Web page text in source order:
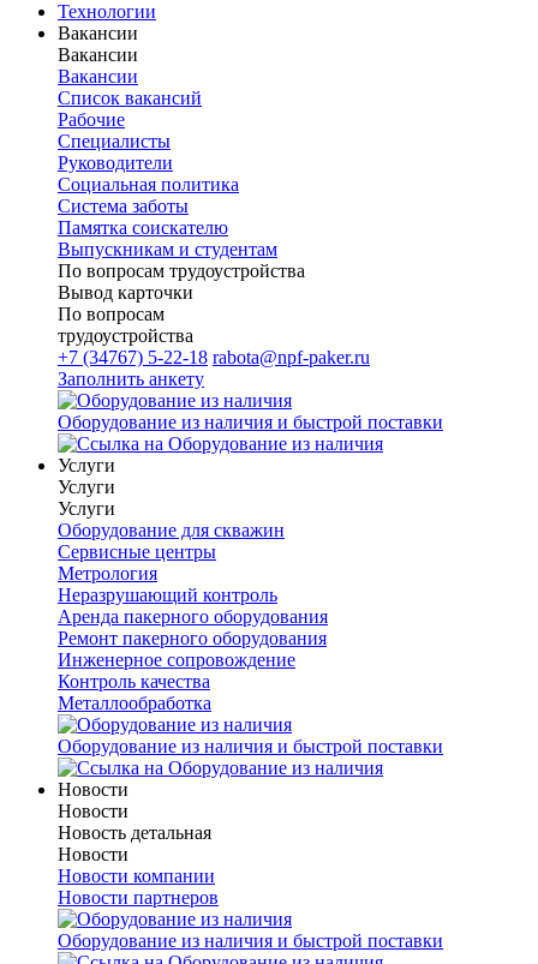
Технологии
Вакансии
Вакансии
Вакансии
Список вакансий
Рабочие
Специалисты
Руководители
Cоциальная политика
Система заботы
Памятка соискателю
Выпускникам и студентам
По вопросам трудоустройства
Вывод карточки
По вопросам
трудоустройства
+7 (34767) 5-22-18 rabota@npf-paker.ru
Заполнить анкету
Оборудование из наличия и быстрой поставки
Услуги
Услуги
Услуги
Оборудование для скважин
Сервисные центры
Метрология
Неразрушающий контроль
Аренда пакерного оборудования
Ремонт пакерного оборудования
Инженерное сопровождение
Контроль качества
Металлообработка
Оборудование из наличия и быстрой поставки
Новости
Новости
Новость детальная
Новости
Новости компании
Новости партнеров
Оборудование из наличия и быстрой поставки